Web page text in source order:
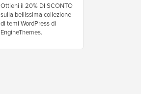
Ottieni il 20% DI SCONTO
sulla bellissima collezione
di temi WordPress di
EngineThemes.